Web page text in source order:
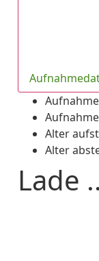
Alter
Alter
Lade